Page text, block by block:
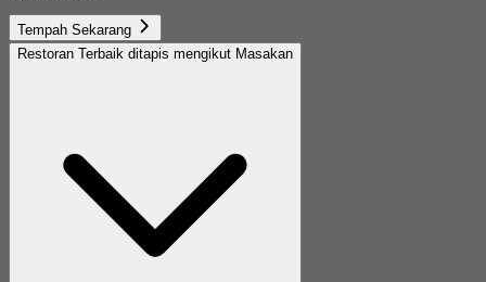
Tempah Sekarang
Restoran Terbaik ditapis mengikut Masakan